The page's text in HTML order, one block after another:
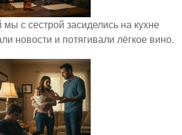
с сестрой засиделись на кухне
новости и потягивали лёгкое вино.